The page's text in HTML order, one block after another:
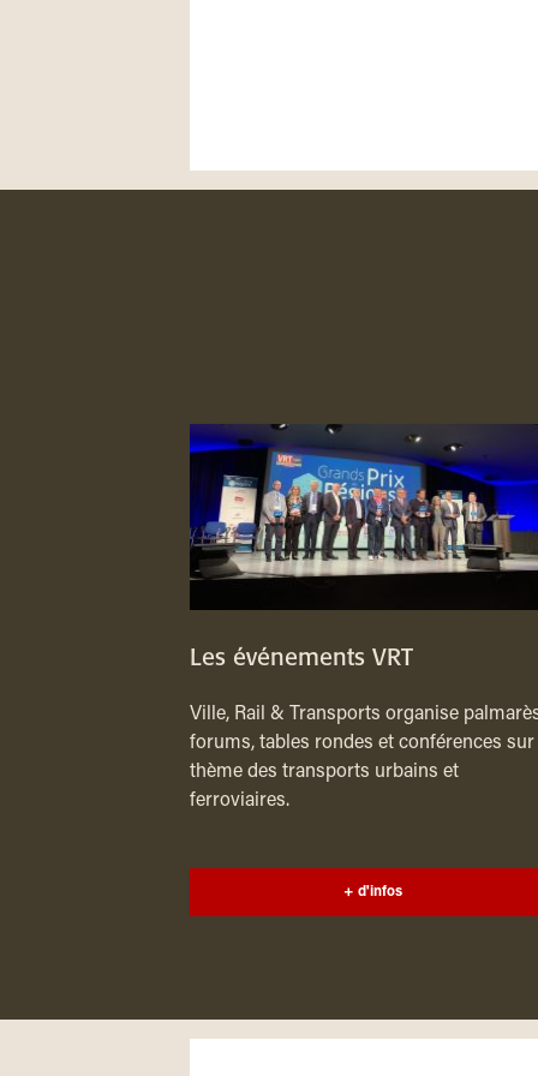
Les événements VRT
Ville, Rail & Transports organise
forums, tables rondes et conférences sur
thème des transports urbains et
ferroviaires.
+ d'infos